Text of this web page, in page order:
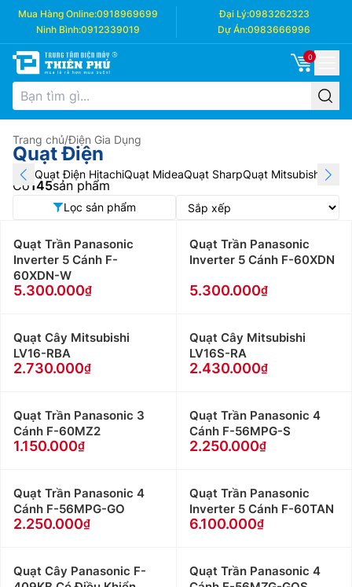
Mua Hàng Online:0918969699 Đại Lý:0983262323
Ninh Bình:0912339019 Dự Án:0983666996
0
Trang chủ/Điện Gia Dụng
Quạt Điện
Quạt Điện HitachiQuạt MideaQuạt SharpQuạt Mitsubishi Quạt
Có 145sản phẩm
Lọc sản phẩm
Quạt Trần Panasonic
Inverter 5 Cánh F-
60XDN-W
5.300.000
Quạt Trần Panasonic
Inverter 5 Cánh F-60XDN
5.300.000
Quạt Cây Mitsubishi
LV16-RBA
2.730.000
Quạt Cây Mitsubishi
LV16S-RA
2.430.000
Quạt Trần Panasonic 3
Cánh F-60MZ2
1.150.000
Quạt Trần Panasonic 4
Cánh F-56MPG-S
2.250.000
Quạt Trần Panasonic 4
Cánh F-56MPG-GO
2.250.000
Quạt Trần Panasonic
Inverter 5 Cánh F-60TAN
6.100.000
Quạt Cây Panasonic F-
Quạt Trần Panasonic 4